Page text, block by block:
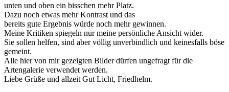
unten und oben ein bisschen mehr Platz.
Dazu noch etwas mehr Kontrast und das
bereits gute Ergebnis würde noch mehr gewinnen.
Meine Kritiken spiegeln nur meine persönliche Ansicht wider.
Sie sollen helfen, sind aber völlig unverbindlich und keinesfalls böse
gemeint.
Alle hier von mir gezeigten Bilder dürfen ungefragt für die
Artengalerie verwendet werden.
Liebe Grüße und allzeit Gut Licht, Friedhelm.